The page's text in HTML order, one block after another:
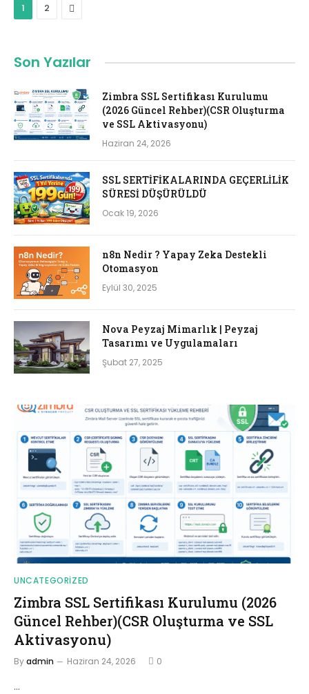
1 2 Next
Son Yazılar
Zimbra SSL Sertifikası Kurulumu
(2026 Güncel Rehber)(CSR Oluşturma
ve SSL Aktivasyonu)
Haziran 24, 2026
SSL SERTİFİKALARINDA GEÇERLİLİK
SÜRESİ DÜŞÜRÜLDÜ
Ocak 19, 2026
n8n Nedir ? Yapay Zeka Destekli
Otomasyon
Eylül 30, 2025
Nova Peyzaj Mimarlık | Peyzaj
Tasarımı ve Uygulamaları
Şubat 27, 2025
UNCATEGORIZED
Zimbra SSL Sertifikası Kurulumu (2026
Güncel Rehber)(CSR Oluşturma ve SSL
Aktivasyonu)
Byadmin Haziran 24, 2026 0
…